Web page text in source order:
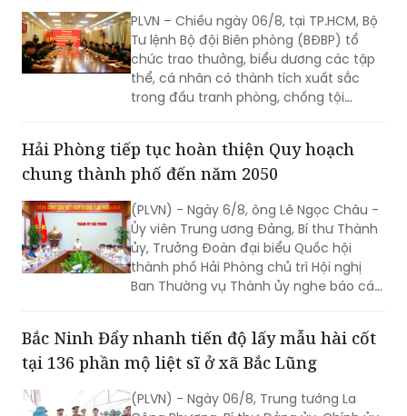
PLVN – Chiều ngày 06/8, tại TP.HCM, Bộ
Tư lệnh Bộ đội Biên phòng (BĐBP) tổ
chức trao thưởng, biểu dương các tập
thể, cá nhân có thành tích xuất sắc
trong đấu tranh phòng, chống tội
người và lừa đảo trực tuyến xuyên
quốc gia.
Hải Phòng tiếp tục hoàn thiện Quy hoạch
chung thành phố đến năm 2050
(PLVN) - Ngày 6/8, ông Lê Ngọc Châu -
Ủy viên Trung ương Đảng, Bí thư Thành
ủy, Trưởng Đoàn đại biểu Quốc hội
thành phố Hải Phòng chủ trì Hội nghị
Ban Thường vụ Thành ủy nghe báo cáo,
thành phố Hải Phòng đến năm 2050,
tầm nhìn đến năm 2075.
Bắc Ninh Đẩy nhanh tiến độ lấy mẫu hài cốt
tại 136 phần mộ liệt sĩ ở xã Bắc Lũng
(PLVN) - Ngày 06/8, Trung tướng La